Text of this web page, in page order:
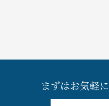
まずはお気軽